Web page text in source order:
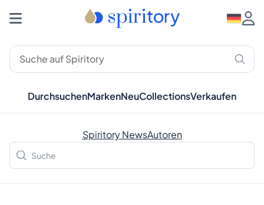
DurchsuchenMarkenNeuCollectionsVerkaufen
Spiritory NewsAutoren